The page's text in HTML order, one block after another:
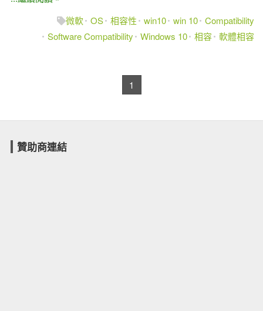
微軟 OS 相容性 win10 win 10 Compatibility
Software Compatibility
Windows 10 相容 軟體相容
1
贊助商連結